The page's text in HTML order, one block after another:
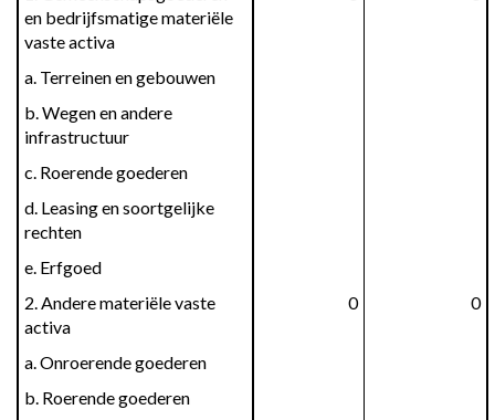
en bedrijfsmatige materiële
vaste activa
a. Terreinen en gebouwen
b. Wegen en andere
infrastructuur
c. Roerende goederen
d. Leasing en soortgelijke
rechten
e. Erfgoed
2. Andere materiële vaste
activa
0 0
a. Onroerende goederen
b. Roerende goederen